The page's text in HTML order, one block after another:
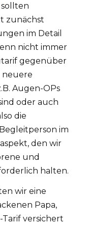
zunächst
im Detail
nicht immer
gegenüber
Augen-OPs
oder auch
die
im
den wir
und
halten.
wir eine
Papa,
Tarif versichert